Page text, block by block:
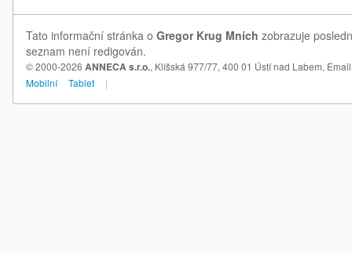
Tato informační stránka o Gregor Krug Mních zobrazuje
seznam není redigován.
© 2000-2026 ANNECA s.r.o., Klíšská 977/77, 400 01 Ústí nad Labem,
Mobilní
Tablet |